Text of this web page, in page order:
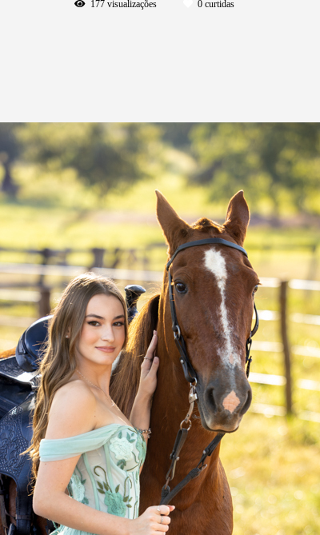
177visualizações 0curtidas